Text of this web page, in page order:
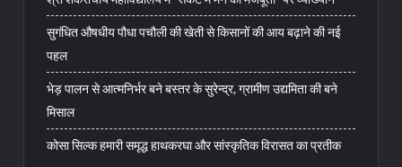
सुगंधित औषधीय पौधा पचौली की खेती से किसानों की आय बढ़ाने की नई
पहल
भेड़ पालन से आत्मनिर्भर बने बस्तर के सुरेन्द्र, ग्रामीण उद्यमिता की बने
मिसाल
कोसा सिल्क हमारी समृद्ध हाथकरघा और सांस्कृतिक विरासत का प्रतीक